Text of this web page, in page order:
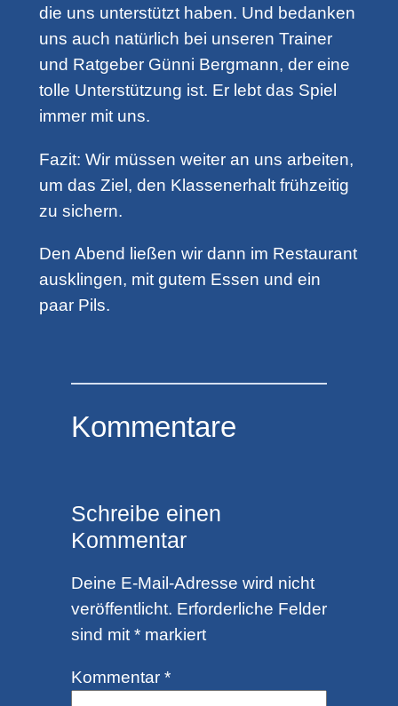
die uns unterstützt haben. Und bedanken
uns auch natürlich bei unseren Trainer
und Ratgeber Günni Bergmann, der eine
tolle Unterstützung ist. Er lebt das Spiel
immer mit uns.
Fazit: Wir müssen weiter an uns arbeiten,
um das Ziel, den Klassenerhalt frühzeitig
zu sichern.
Den Abend ließen wir dann im Restaurant
ausklingen, mit gutem Essen und ein
paar Pils.
Kommentare
Schreibe einen
Kommentar
Deine E-Mail-Adresse wird nicht
veröffentlicht. Erforderliche Felder
sind mit *markiert
Kommentar *